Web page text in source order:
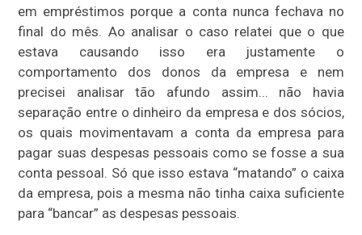
em empréstimos porque a conta nunca fechava no
final do mês. Ao analisar o caso relatei que o que
estava causando isso era justamente o
comportamento dos donos da empresa e nem
precisei analisar tão afundo assim... não havia
separação entre o dinheiro da empresa e dos sócios,
os quais movimentavam a conta da empresa para
pagar suas despesas pessoais como se fosse a sua
conta pessoal. Só que isso estava “matando” o caixa
da empresa, pois a mesma não tinha caixa suficiente
para “bancar” as despesas pessoais.